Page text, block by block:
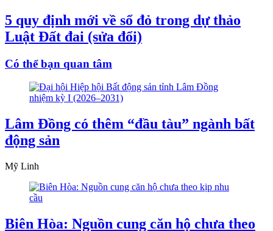
5 quy định mới về sổ đỏ trong dự thảo
Luật Đất đai (sửa đổi)
Có thể bạn quan tâm
Lâm Đồng có thêm “đầu tàu” ngành bất
động sản
Mỹ Linh
Biên Hòa: Nguồn cung căn hộ chưa theo